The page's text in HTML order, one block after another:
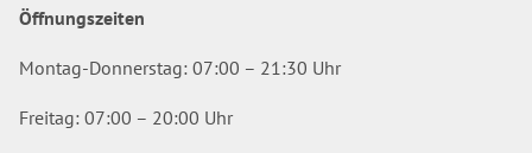
Öffnungszeiten
Montag-Donnerstag: 07:00 – 21:30 Uhr
Freitag: 07:00 – 20:00 Uhr